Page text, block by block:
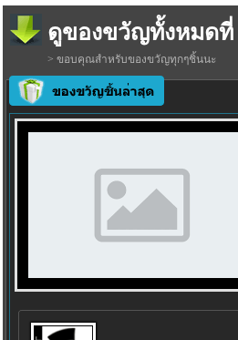
ดูของขวัญทั้งหมดที่
> ขอบคุณสำหรับของขวัญทุกๆชิ้นนะ